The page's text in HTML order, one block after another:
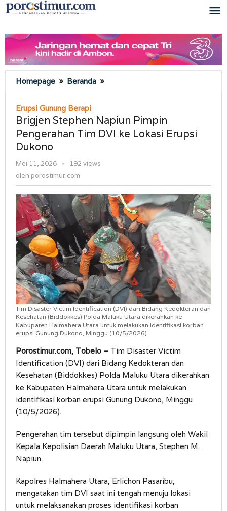
Lewati
ke
Homepage » Beranda »
Stephen
Pimpin
Pengerahan
Tim
Dukono
Erupsi Gunung Berapi
Brigjen Stephen Napiun Pimpin
Pengerahan Tim DVI ke Lokasi Erupsi
Dukono
Mei 11, 2026
oleh
-
192 views
oleh porostimur.com
Tim Disaster Victim Identification (DVI) dari Bidang Kedokteran dan
Kesehatan (Biddokkes) Polda Maluku Utara dikerahkan ke
Kabupaten Halmahera Utara untuk melakukan identifikasi korban
erupsi Gunung Dukono, Minggu (10/5/2026).
Porostimur.com, Tobelo – Tim Disaster Victim
Identification (DVI) dari Bidang Kedokteran dan
Kesehatan (Biddokkes) Polda Maluku Utara dikerahkan
ke Kabupaten Halmahera Utara untuk melakukan
identifikasi korban erupsi Gunung Dukono, Minggu
(10/5/2026).
Pengerahan tim tersebut dipimpin langsung oleh Wakil
Kepala Kepolisian Daerah Maluku Utara, Stephen M.
Napiun.
Kapolres Halmahera Utara, Erlichon Pasaribu,
mengatakan tim DVI saat ini tengah menuju lokasi
untuk melaksanakan proses identifikasi korban